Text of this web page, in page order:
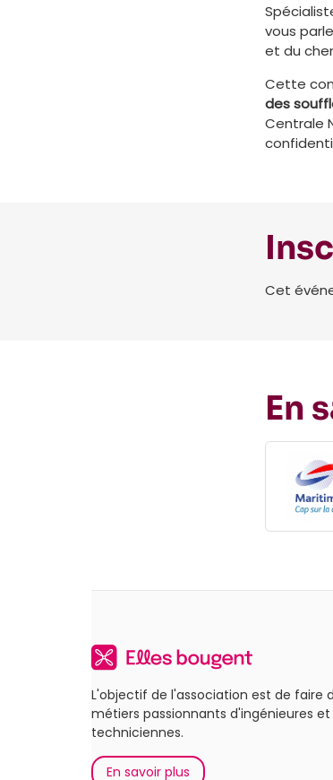
vous
et du
Cette
des
Centrale
Cet
En
L'objectif de l'association est de faire
métiers passionnants d'ingénieures et
techniciennes.
En savoir plus